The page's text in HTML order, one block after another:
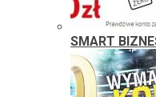
SMART